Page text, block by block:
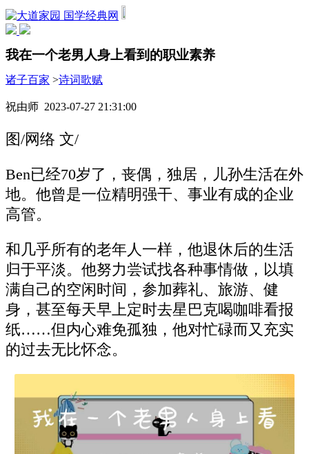
国学经典网
我在一个老男人身上看到的职业素养
诸子百家 >诗词歌赋
祝由师 2023-07-27 21:31:00
图/网络 文/
Ben已经70岁了，丧偶，独居，儿孙生活在外
地。他曾是一位精明强干、事业有成的企业
高管。
和几乎所有的老年人一样，他退休后的生活
归于平淡。他努力尝试找各种事情做，以填
满自己的空闲时间，参加葬礼、旅游、健
身，甚至每天早上定时去星巴克喝咖啡看报
纸……但内心难免孤独，他对忙碌而又充实
的过去无比怀念。